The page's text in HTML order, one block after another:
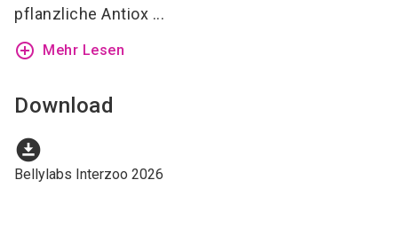
pflanzliche Antiox ...
add_circle_outline Mehr Lesen
Download
download_for_offline
Bellylabs Interzoo 2026